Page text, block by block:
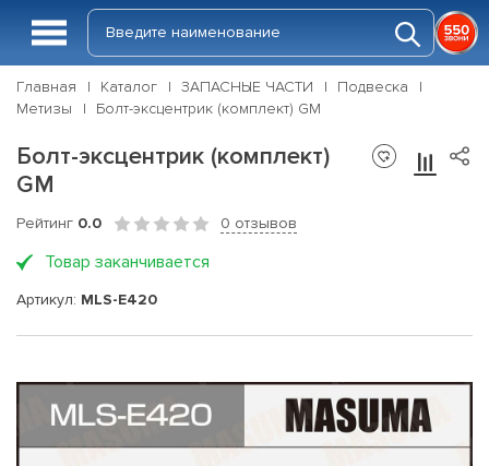
Главная Каталог ЗАПАСНЫЕ ЧАСТИ
Подвеска
Метизы
Болт-эксцентрик (комплект) GM
Болт-эксцентрик (комплект)
GM
Рейтинг 0.0 0 отзывов
Товар заканчивается
Артикул: MLS-E420